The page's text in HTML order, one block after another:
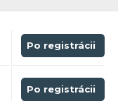
Po registrácii
Po registrácii